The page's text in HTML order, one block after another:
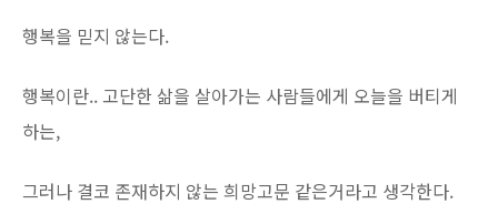
행복을 믿지 않는다.
행복이란.. 고단한 삶을 살아가는 사람들에게 오늘을 버티게
하는,
그러나 결코 존재하지 않는 희망고문 같은거라고 생각한다.